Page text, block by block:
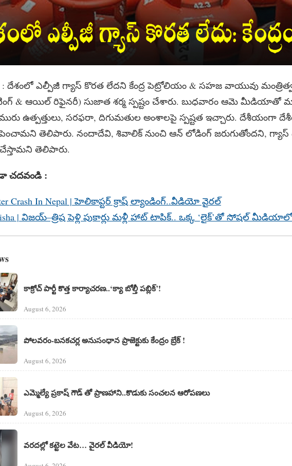
: దేశంలో ఎల్పీజీ గ్యాస్ కొరత లేదని కేంద్ర పెట్రోలియం & సహజ వాయువు
& ఆయిల్ రిఫైనరీ) సుజాత శర్మ స్పష్టం చేశారు. బుధవారం ఆమె మీడియాతో
ఉత్పత్తులు, సరఫరా, దిగుమతుల అంశాలపై స్పష్టత ఇచ్చారు. దేశీయంగా
పెంచామని తెలిపారు. నందాదేవి, శివాలిక్ నుంచి ఆన్ లోడింగ్ జరుగుతోందని, గ్యాస్
తెలిపారు.
చదవండి :
Crash In Nepal | హెలికాప్టర్ క్రాష్ ల్యాండింగ్..వీడియో వైరల్
| విజయ్–త్రిష పెళ్లి పుకార్లు మళ్లీ హాట్ టాపిక్.. ఒక్క ‘లైక్’తో సోషల్
కాక్రోచ్ పార్టీ కొత్త కార్యాచరణ..‘క్యా బోల్తీ పబ్లిక్’!
August 6, 2026
పోలవరం-బనకచర్ల అనుసంధాన ప్రాజెక్టుకు కేంద్రం బ్రేక్ !
August 6, 2026
ఎమ్మెల్యే ప్రకాష్ గౌడ్ తో ప్రాణహాని..కొడుకు సంచలన ఆరోపణలు
August 6, 2026
వరదల్లో కట్టెల వేట… వైరల్ వీడియో!